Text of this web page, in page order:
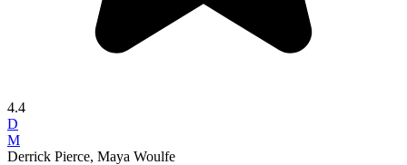
4.4
D
M
Derrick Pierce, Maya Woulfe